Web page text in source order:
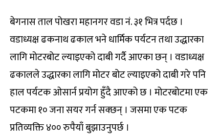
बेगनास ताल पोखरा महानगर वडा नं. ३१ भित्र पर्दछ ।
वडाध्यक्ष ढकनाथ ढकाल भने धार्मिक पर्यटन तथा उद्धारका
लागि मोटरबोट ल्याइएको दाबी गर्दै आएका छन् । वडाध्यक्ष
ढकालले उद्धारका लागि मोटर बोट ल्याइएको दाबी गरे पनि
हाल पर्यटक ओसार्न प्रयोग हुँदै आएको छ । मोटरबोटमा एक
पटकमा १० जना सयर गर्न सक्छन् । जसमा एक पटक
प्रतिव्यक्ति ४०० रुपैयाँ बुझाउनुपर्छ ।